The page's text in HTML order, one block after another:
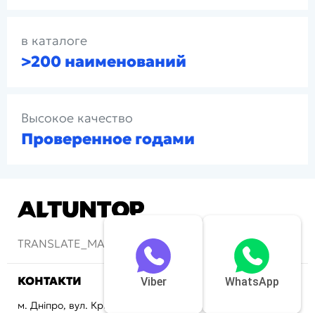
в каталоге
>200 наименований
Высокое качество
Проверенное годами
TRANSLATE_MAIN-LOGOFOOTERMOTTO
КОНТАКТИ
м. Дніпро, вул. Криворізька, 72
WhatsApp
Viber